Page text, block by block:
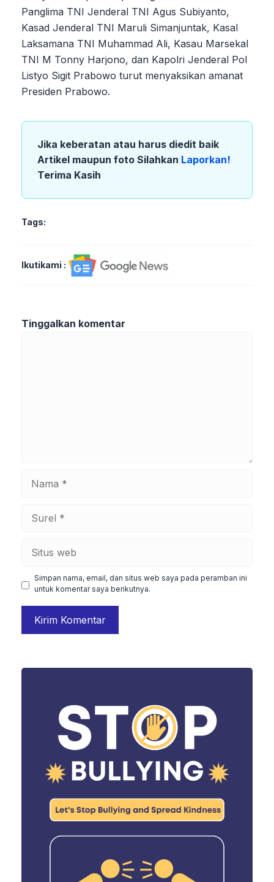
Panglima TNI Jenderal TNI Agus Subiyanto,
Kasad Jenderal TNI Maruli Simanjuntak, Kasal
Laksamana TNI Muhammad Ali, Kasau Marsekal
TNI M Tonny Harjono, dan Kapolri Jenderal Pol
Listyo Sigit Prabowo turut menyaksikan amanat
Presiden Prabowo.
Jika keberatan atau harus diedit baik
Artikel maupun foto Silahkan Laporkan!
Terima Kasih
Tags:
Ikutikami :
Tinggalkan komentar
Simpan nama, email, dan situs web saya pada peramban ini
untuk komentar saya berikutnya.